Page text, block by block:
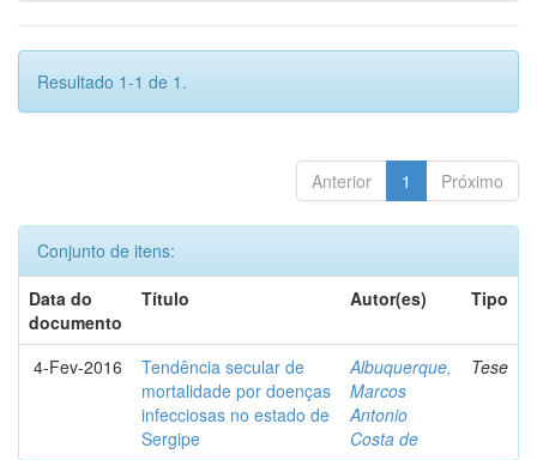
Resultado 1-1 de 1.
Anterior 1 Próximo
Conjunto de itens:
Data do
documento
Título Autor(es) Tipo
4-Fev-2016
Tendência secular de
mortalidade por doenças
infecciosas no estado de
Sergipe
Albuquerque,
Marcos
Antonio
Costa de
Tese